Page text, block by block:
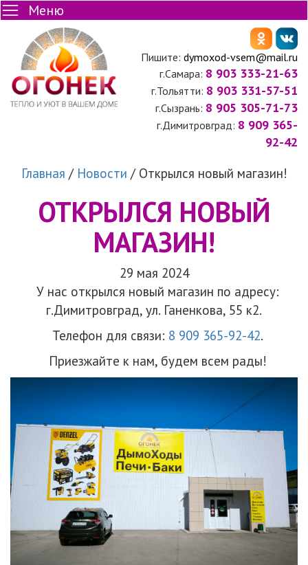
Меню
Пишите: dymoxod-vsem@mail.ru
г.Самара: 8 903 333-21-63
г.Тольятти: 8 903 331-57-51
г.Сызрань: 8 905 305-71-73
г.Димитровград: 8 909 365-
92-42
Главная / Новости / Открылся новый магазин!
ОТКРЫЛСЯ НОВЫЙ
МАГАЗИН!
29 мая 2024
У нас открылся новый магазин по адресу:
г.Димитровград, ул. Ганенкова, 55 к2.
Телефон для связи: 8 909 365-92-42.
Приезжайте к нам, будем всем рады!